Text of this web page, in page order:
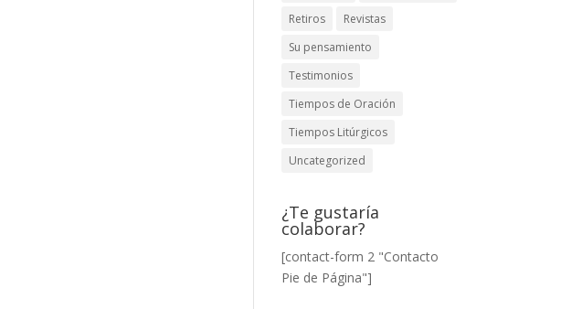
Retiros
Revistas
Su pensamiento
Testimonios
Tiempos de Oración
Tiempos Litúrgicos
Uncategorized
¿Te gustaría
colaborar?
[contact-form 2 "Contacto
Pie de Página"]